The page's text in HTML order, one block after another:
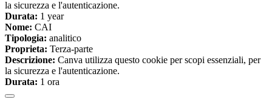
la sicurezza e l'autenticazione.
Durata: 1 year
Nome: CAI
Tipologia: analitico
Proprieta: Terza-parte
Descrizione: Canva utilizza questo cookie per scopi essenziali, per
la sicurezza e l'autenticazione.
Durata: 1 ora